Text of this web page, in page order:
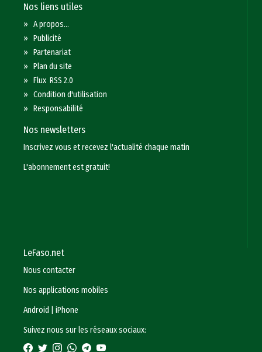
Nos liens utiles
»A propos...
»Publicité
»Partenariat
»Plan du site
»Flux RSS 2.0
»Condition d'utilisation
»Responsabilité
Nos newsletters
Inscrivez vous et recevez l'actualité chaque matin
L'abonnement est gratuit!
LeFaso.net
Nous contacter
Nos applications mobiles
Android
|iPhone
Suivez nous sur les réseaux sociaux: